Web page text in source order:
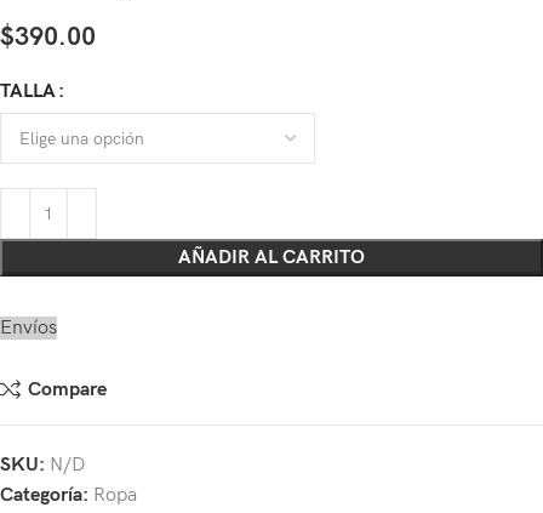
$390.00
TALLA
AÑADIR AL CARRITO
Envíos
Compare
SKU: N/D
Categoría: Ropa